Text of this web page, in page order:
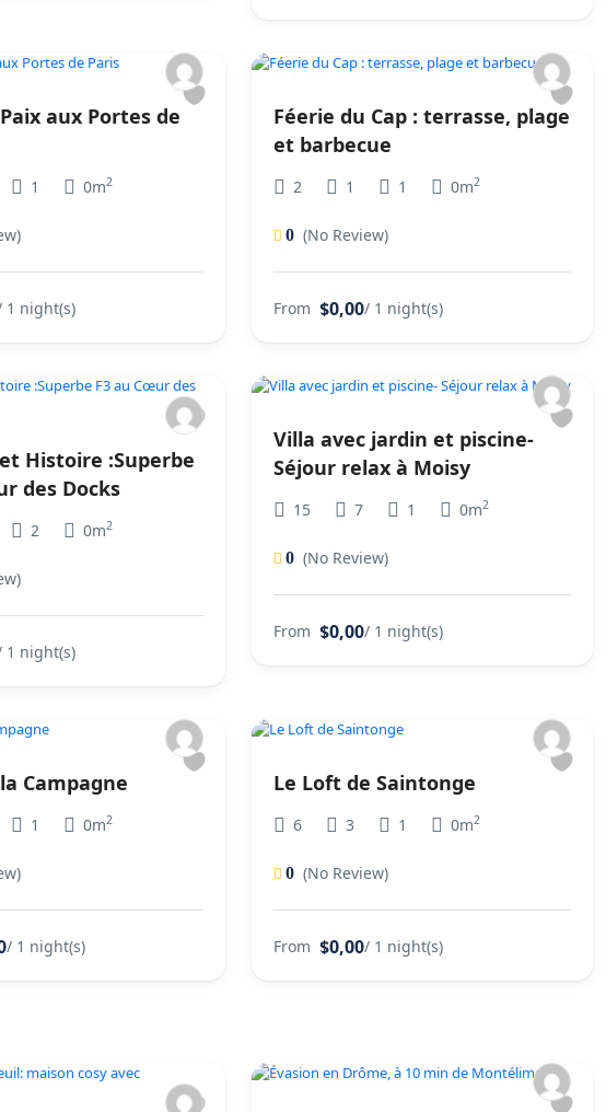
aux Portes de
1 0m2
1 night(s)
Féerie du Cap : terrasse, plage
et barbecue
2 1 1 0m2
0 (No Review)
From $0,00/ 1 night(s)
Histoire :Superbe
des Docks
2 0m2
1 night(s)
Villa avec jardin et piscine-
Séjour relax à Moisy
15 7 1 0m2
0 (No Review)
From $0,00/ 1 night(s)
Campagne
1 0m2
/ 1 night(s)
Le Loft de Saintonge
6 3 1 0m2
0 (No Review)
From $0,00/ 1 night(s)